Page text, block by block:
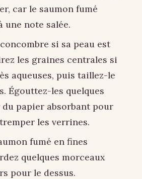
car le saumon fumé
une note salée.
si sa peau est
les graines centrales si
aqueuses, puis taillez-le
Égouttez-les quelques
papier absorbant pour
les verrines.
fumé en fines
quelques morceaux
pour le dessus.